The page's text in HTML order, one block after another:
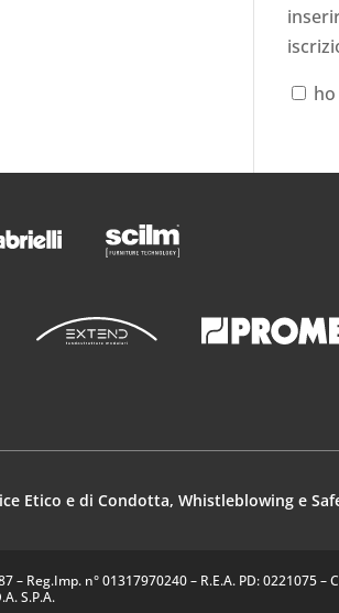
Etico e di Condotta, Whistleblowing e
– Reg.Imp. n° 01317970240 – R.E.A. PD: 0221075
S.P.A.